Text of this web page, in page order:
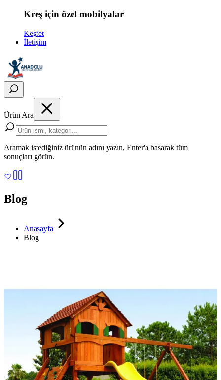
Kreş için özel mobilyalar
Keşfet
İletişim
Ürün Ara
Aramak istediğiniz ürünün adını yazın, Enter'a basarak tüm
sonuçları görün.
Blog
Anasayfa
Blog